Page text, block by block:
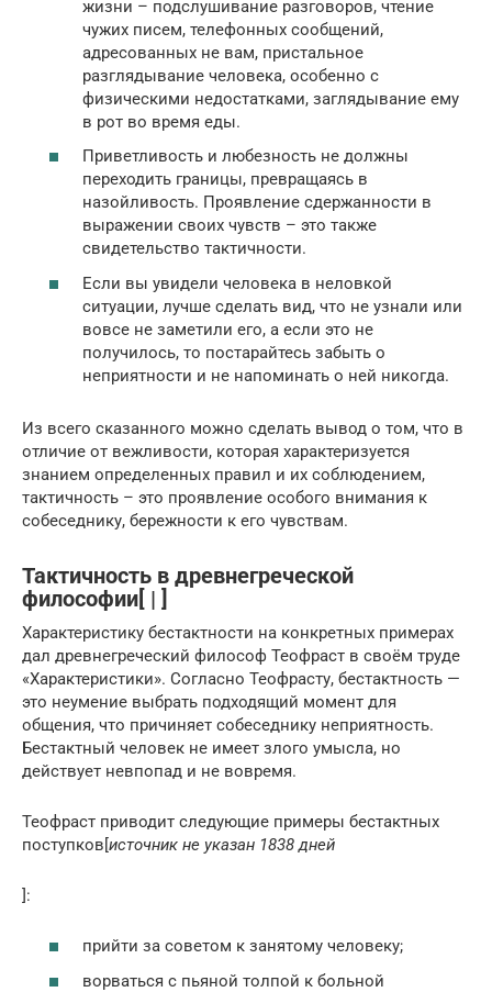
жизни – подслушивание разговоров, чтение
чужих писем, телефонных сообщений,
адресованных не вам, пристальное
разглядывание человека, особенно с
физическими недостатками, заглядывание ему
в рот во время еды.
Приветливость и любезность не должны
переходить границы, превращаясь в
назойливость. Проявление сдержанности в
выражении своих чувств – это также
свидетельство тактичности.
Если вы увидели человека в неловкой
ситуации, лучше сделать вид, что не узнали или
вовсе не заметили его, а если это не
получилось, то постарайтесь забыть о
неприятности и не напоминать о ней никогда.
Из всего сказанного можно сделать вывод о том, что в
отличие от вежливости, которая характеризуется
знанием определенных правил и их соблюдением,
тактичность – это проявление особого внимания к
собеседнику, бережности к его чувствам.
Тактичность в древнегреческой
философии[ | ]
Характеристику бестактности на конкретных примерах
дал древнегреческий философ Теофраст в своём труде
«Характеристики». Согласно Теофрасту, бестактность —
это неумение выбрать подходящий момент для
общения, что причиняет собеседнику неприятность.
Бестактный человек не имеет злого умысла, но
действует невпопад и не вовремя.
Теофраст приводит следующие примеры бестактных
поступков[источник не указан 1838 дней
]:
прийти за советом к занятому человеку;
ворваться с пьяной толпой к больной